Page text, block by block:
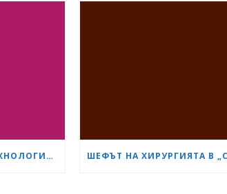
ЕКИП НА ВИСОКОТЕХНОЛОГИЧНИЯ БОЛНИЧЕН КОМПЛЕКС „СЪРЦЕ И МОЗЪК“ – ПЛЕВЕН ИЗВЪРШИ ЕДНА ОТ НАЙ-СЛОЖНИТЕ ОПЕРАЦИИ В ОНКОЛОГИЧНАТА ХИРУРГИЯ